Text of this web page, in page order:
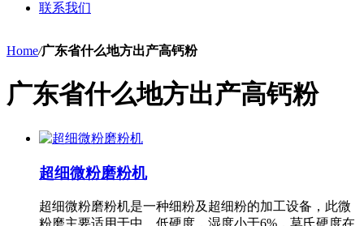
联系我们
Home/广东省什么地方出产高钙粉
广东省什么地方出产高钙粉
超细微粉磨粉机
超细微粉磨粉机是一种细粉及超细粉的加工设备，此微